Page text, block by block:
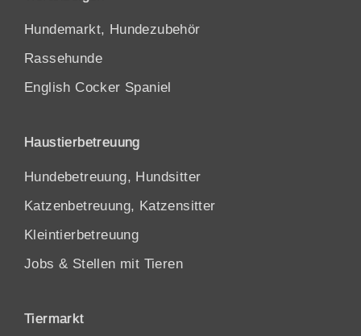
Hundemarkt, Hundezubehör
Rassehunde
English Cocker Spaniel
Haustierbetreuung
Hundebetreuung, Hundsitter
Katzenbetreuung, Katzensitter
Kleintierbetreuung
Jobs & Stellen mit Tieren
Tiermarkt